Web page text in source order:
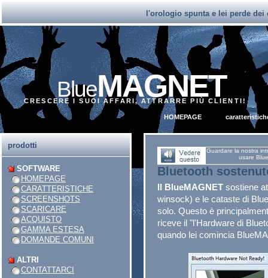
l'orologio spunta e lei perde
BlueMAGNET
CRESCERE I SUOI AFFARI, ATTRARRE PIÙ CLIENTI!
HOMEPAGE
prodotti
SOFTWARE
HOMEPAGE
CARATTERISTICHE
SCREENSHOTS
SCARICARE
ACQUISTO
GAMMA ESTESA
DOMANDE COMUNI
ALTRI
CONTATTARCI
Guardare la nostra
usare
Bluetooth
Il BlueMAGNET sostiene
winsock) e le cataste di
solo. Questo è
riceve il "l'Hardware di
quando lei comincia